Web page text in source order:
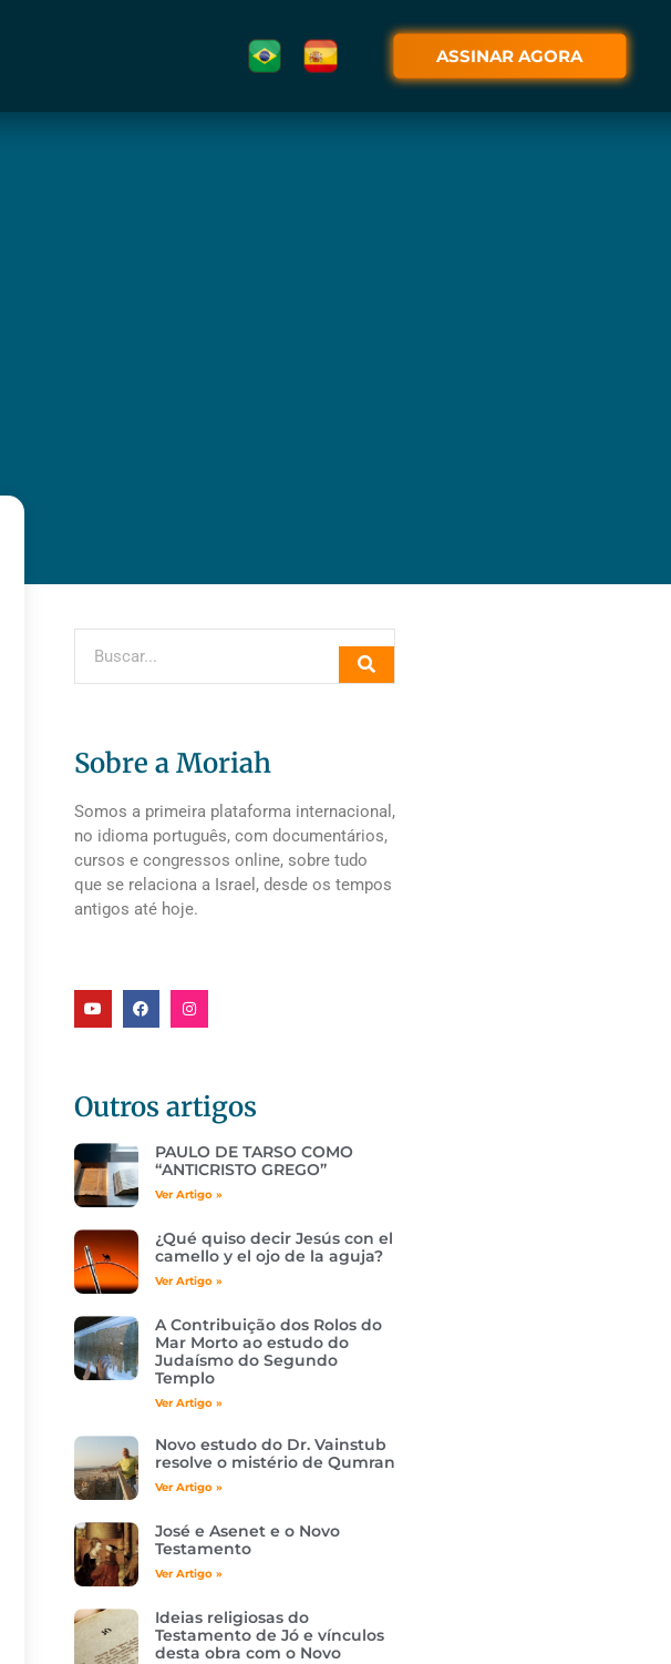
ASSINAR AGORA
Sobre a Moriah
Somos a primeira plataforma internacional,
no idioma português, com documentários,
cursos e congressos online, sobre tudo
que se relaciona a Israel, desde os tempos
antigos até hoje.
Outros artigos
PAULO DE TARSO COMO
“ANTICRISTO GREGO”
Ver Artigo »
¿Qué quiso decir Jesús con el
camello y el ojo de la aguja?
Ver Artigo »
A Contribuição dos Rolos do
Mar Morto ao estudo do
Judaísmo do Segundo
Templo
Ver Artigo »
Novo estudo do Dr. Vainstub
resolve o mistério de Qumran
Ver Artigo »
José e Asenet e o Novo
Testamento
Ver Artigo »
Ideias religiosas do
Testamento de Jó e vínculos
desta obra com o Novo